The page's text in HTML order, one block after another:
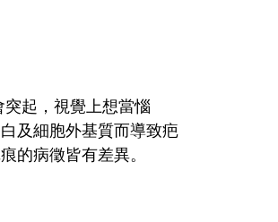
突起，視覺上想當惱
及細胞外基質而導致疤
的病徵皆有差異。